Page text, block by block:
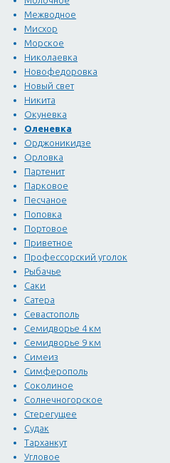
Межводное
Мисхор
Морское
Николаевка
Новофедоровка
Новый свет
Никита
Окуневка
Оленевка
Орджоникидзе
Орловка
Партенит
Парковое
Песчаное
Поповка
Портовое
Приветное
Профессорский уголок
Рыбачье
Саки
Сатера
Севастополь
Семидворье 4 км
Семидворье 9 км
Симеиз
Симферополь
Соколиное
Солнечногорское
Стерегущее
Судак
Тарханкут
Угловое